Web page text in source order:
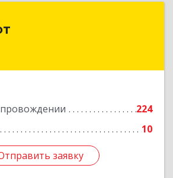
224
10
заявку
обл, Всеволожский м.р-
Подробнее
заявку